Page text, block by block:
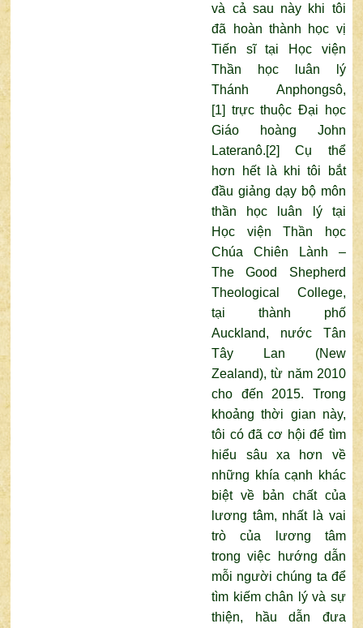
và cả sau này khi tôi
đã hoàn thành học vị
Tiến sĩ tại Học viện
Thần học luân lý
Thánh Anphongsô,
[1] trực thuộc Đại học
Giáo hoàng John
Lateranô.[2]
Cụ thể
hơn hết là khi tôi bắt
đầu giảng dạy bộ môn
thần học luân lý tại
Học viện Thần học
Chúa Chiên Lành –
The Good Shepherd
Theological College,
tại thành phố
Auckland, nước Tân
Tây Lan (New
Zealand), từ năm 2010
cho đến 2015. Trong
khoảng thời gian này,
tôi có đã cơ hội để tìm
hiểu sâu xa hơn về
những khía cạnh khác
biệt về bản chất của
lương tâm, nhất là vai
trò của lương tâm
trong việc hướng dẫn
mỗi người chúng ta để
tìm kiếm chân lý và sự
thiện, hầu dẫn đưa